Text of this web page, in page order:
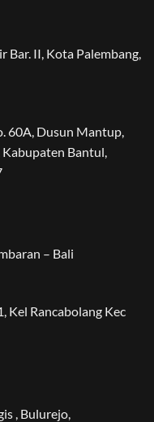
Bar. II, Kota Palembang,
60A, Dusun Mantup,
Bantul,
– Bali
Kel Rancabolang Kec
, Bulurejo,